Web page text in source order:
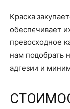
Краска
обеспечивает
превосходное
нам подобрать
адгезии и